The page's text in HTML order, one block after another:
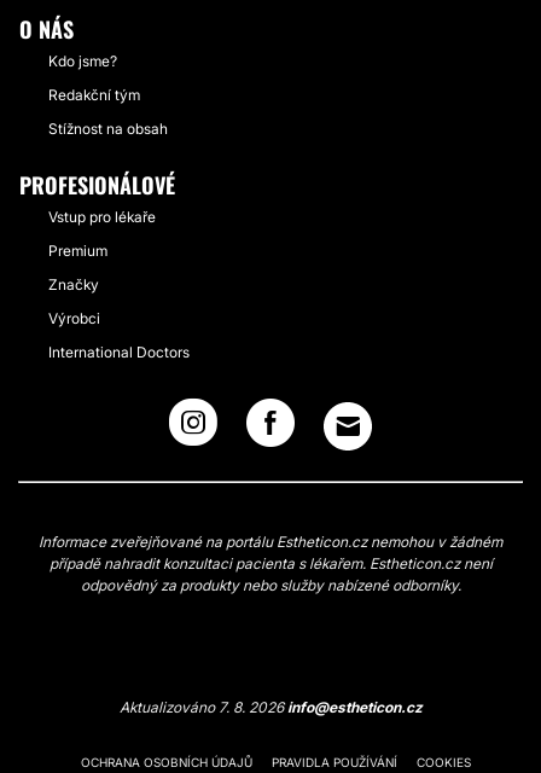
O NÁS
Kdo jsme?
Redakční tým
Stížnost na obsah
PROFESIONÁLOVÉ
Vstup pro lékaře
Premium
Značky
Výrobci
International Doctors
Informace zveřejňované na portálu Estheticon.cz nemohou v žádném
případě nahradit konzultaci pacienta s lékařem. Estheticon.cz není
odpovědný za produkty nebo služby nabízené odborníky.
Aktualizováno 7. 8. 2026info@estheticon.cz
OCHRANA OSOBNÍCH ÚDAJŮ PRAVIDLA POUŽÍVÁNÍ COOKIES